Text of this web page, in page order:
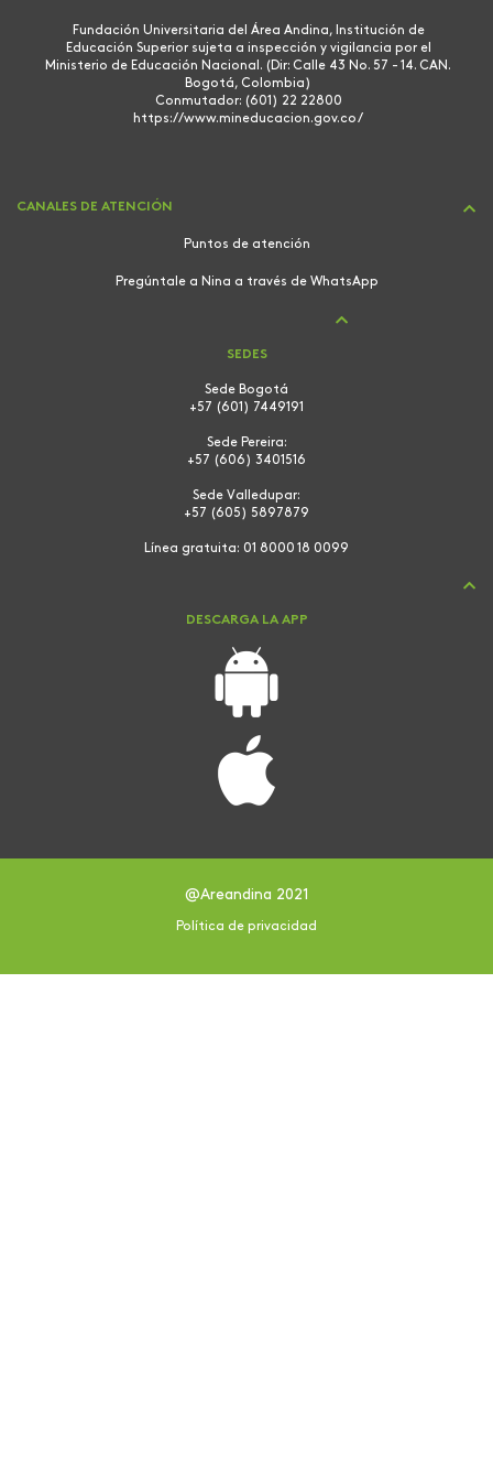
Fundación Universitaria del Área Andina, Institución de
Educación Superior sujeta a inspección y vigilancia por el
Ministerio de Educación Nacional. (Dir: Calle 43 No. 57 - 14. CAN.
Bogotá, Colombia)
Conmutador: (601) 22 22800
https://www.mineducacion.gov.co/
CANALES DE ATENCIÓN
Puntos de atención
Pregúntale a Nina a través de WhatsApp
SEDES
Sede Bogotá
+57 (601) 7449191
Sede Pereira:
+57 (606) 3401516
Sede Valledupar:
+57 (605) 5897879
Línea gratuita: 01 8000 18 0099
DESCARGA LA APP
@Areandina 2021
Política de privacidad